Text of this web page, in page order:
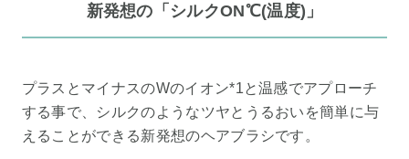
新発想の「シルクON℃(温度)」
プラスとマイナスのWのイオン*1と温感でアプローチ
する事で、シルクのようなツヤとうるおいを簡単に与
えることができる新発想のヘアブラシです。